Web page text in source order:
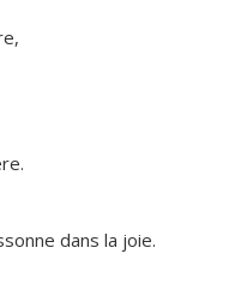
dans la joie.